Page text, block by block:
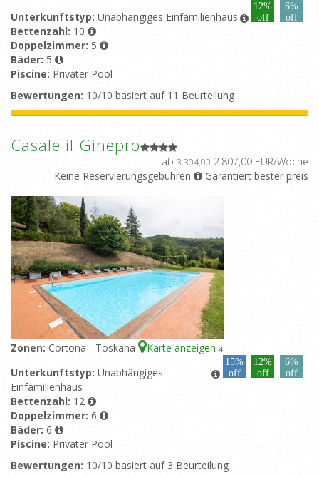
12%
off
6%
off
Unterkunftstyp: Unabhängiges Einfamilienhaus
Bettenzahl: 10
Doppelzimmer: 5
Bäder: 5
Piscine: Privater Pool
Bewertungen: 10/10 basiert auf 11 Beurteilung
Casale il Ginepro
ab 3.304,00 2.807,00 EUR/Woche
Keine Reservierungsgebühren
Garantiert bester preis
Zonen: Cortona - Toskana Karte anzeigen 4
15%
off
12%
off
6%
off
Unterkunftstyp: Unabhängiges
Einfamilienhaus
Bettenzahl: 12
Doppelzimmer: 6
Bäder: 6
Piscine: Privater Pool
Bewertungen: 10/10 basiert auf 3 Beurteilung